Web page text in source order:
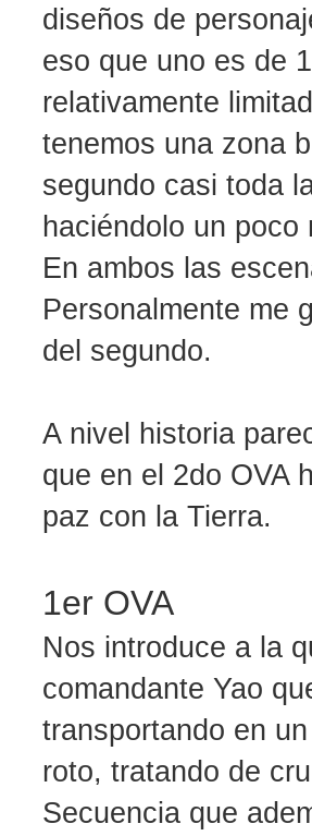
diseños de
eso que uno es de
relativamente
tenemos una zona
segundo casi toda
haciéndolo un
En ambos las
Personalmente me
del segundo.
A nivel historia
que en el 2do OVA
paz con la Tierra.
1er OVA
Nos introduce a la
comandante Yao
transportando en
roto, tratando de
Secuencia que